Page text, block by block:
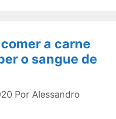
a carne
o sangue de
Por Alessandro